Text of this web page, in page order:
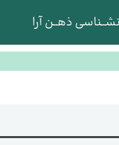
ذهــن آرا